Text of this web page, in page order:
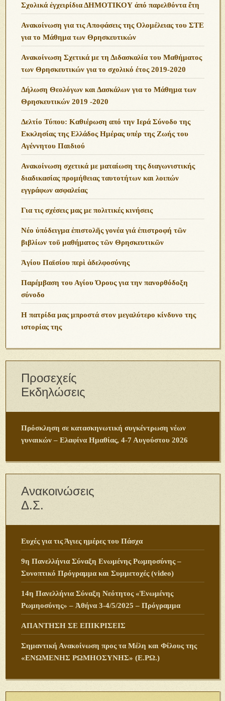
Σχολικά ἐγχειρίδια ΔΗΜΟΤΙΚΟΥ ἀπό παρελθόντα ἔτη
Ανακοίνωση για τις Αποφάσεις της Ολομέλειας του ΣΤΕ
για το Μάθημα των Θρησκευτικών
Ανακοίνωση Σχετικά με τη Διδασκαλία του Μαθήματος
των Θρησκευτικών για το σχολικό έτος 2019-2020
Δήλωση Θεολόγων και Δασκάλων για το Μάθημα των
Θρησκευτικών 2019 -2020
Δελτίο Τύπου: Καθιέρωση από την Ιερά Σύνοδο της
Εκκλησίας της Ελλάδος Ημέρας υπέρ της Ζωής του
Αγέννητου Παιδιού
Ανακοίνωση σχετικά με ματαίωση της διαγωνιστικής
διαδικασίας προμήθειας ταυτοτήτων και λοιπών
εγγράφων ασφαλείας
Για τις σχέσεις μας με πολιτικές κινήσεις
Νέο ὑπόδειγμα ἐπιστολῆς γονέα γιά ἐπιστροφή τῶν
βιβλίων τοῦ μαθήματος τῶν Θρησκευτικῶν
Ἁγίου Παϊσίου περὶ ἀδελφοσύνης
Παρέμβαση του Αγίου Όρους για την πανορθόδοξη
σύνοδο
Η πατρίδα μας μπροστά στον μεγαλύτερο κίνδυνο της
ιστορίας της
Προσεχείς
Εκδηλώσεις
Πρόσκληση σε κατασκηνωτική συγκέντρωση νέων
γυναικών – Ελαφίνα Ημαθίας, 4-7 Αυγούστου 2026
Ανακοινώσεις
Δ.Σ.
Ευχές για τις Άγιες ημέρες του Πάσχα
9η Πανελλήνια Σύναξη Ενωμένης Ρωμηοσύνης –
Συνοπτικό Πρόγραμμα και Συμμετοχές (video)
14η Πανελλήνια Σύναξη Νεότητος «Ἑνωμένης
Ρωμηοσύνης» – Ἀθήνα 3-4/5/2025 – Πρόγραμμα
ΑΠΑΝΤΗΣΗ ΣΕ ΕΠΙΚΡΙΣΕΙΣ
Σημαντική Ανακοίνωση προς τα Μέλη και Φίλους της
«ΕΝΩΜΕΝΗΣ ΡΩΜΗΟΣΥΝΗΣ» (Ε.ΡΩ.)